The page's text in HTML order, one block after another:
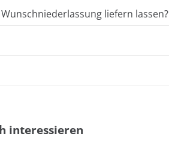
liefern lassen?
interessieren